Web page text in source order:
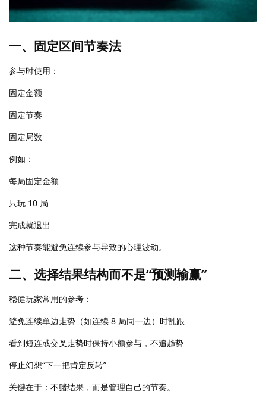
一、固定区间节奏法
参与时使用：
固定金额
固定节奏
固定局数
例如：
每局固定金额
只玩 10 局
完成就退出
这种节奏能避免连续参与导致的心理波动。
二、选择结果结构而不是“预测输赢”
稳健玩家常用的参考：
避免连续单边走势（如连续 8 局同一边）时乱跟
看到短连或交叉走势时保持小额参与，不追趋势
停止幻想“下一把肯定反转”
关键在于：不赌结果，而是管理自己的节奏。